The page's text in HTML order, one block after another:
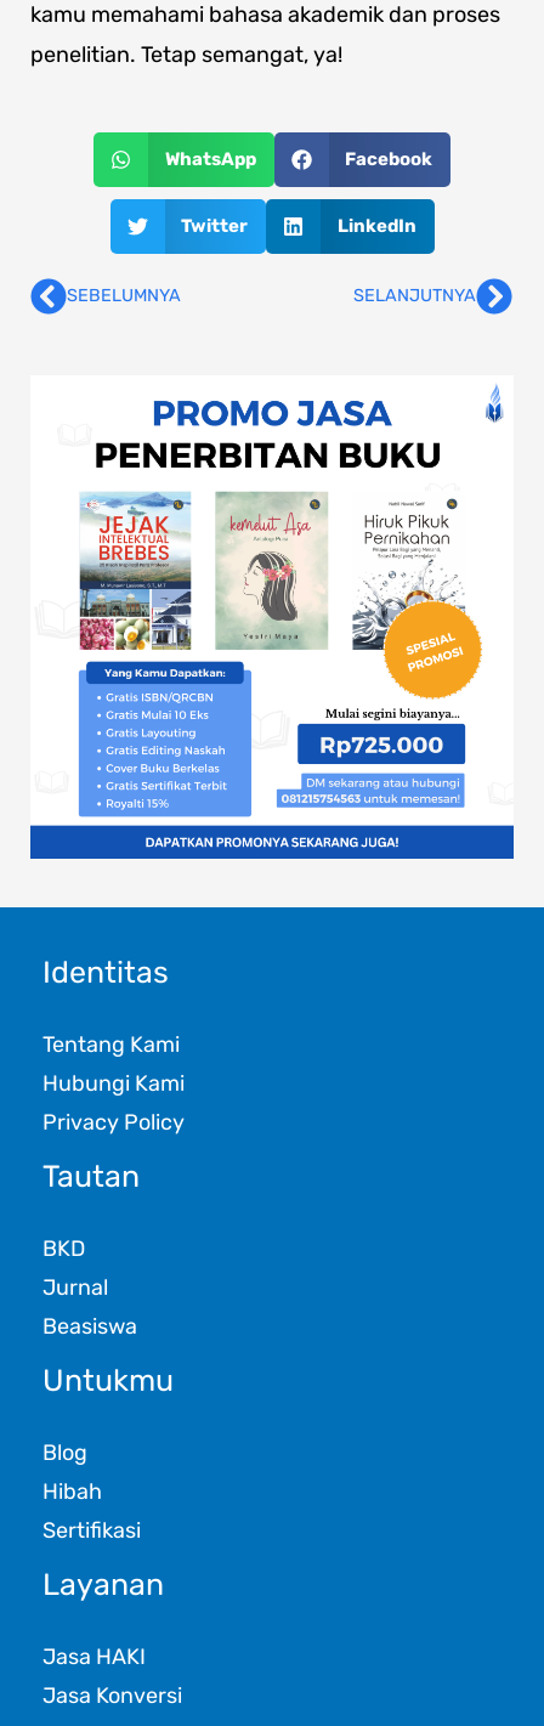
kamu memahami bahasa akademik dan proses
penelitian. Tetap semangat, ya!
WhatsApp Facebook
Twitter LinkedIn
PrevSEBELUMNYA SELANJUTNYA
Identitas
Tentang Kami
Hubungi Kami
Privacy Policy
Tautan
BKD
Jurnal
Beasiswa
Untukmu
Blog
Hibah
Sertifikasi
Layanan
Jasa HAKI
Jasa Konversi